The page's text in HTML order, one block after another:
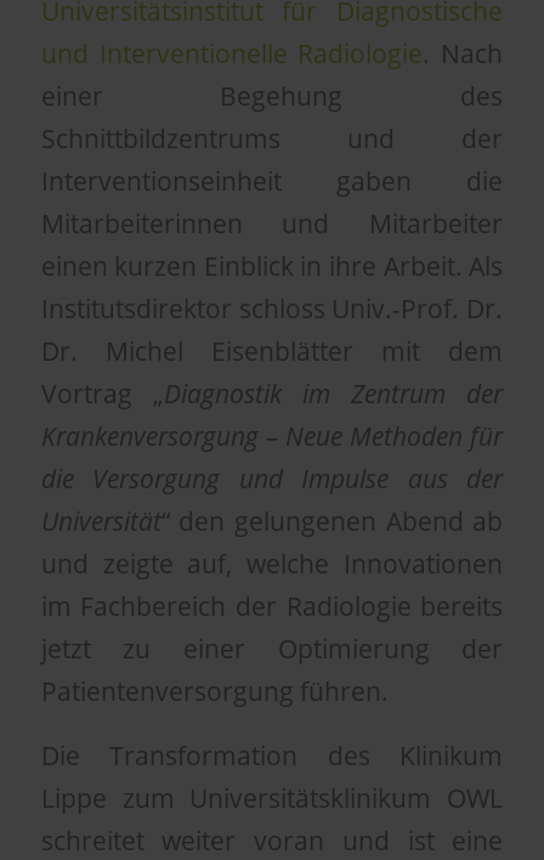
Universitätsinstitut für Diagnostische
und Interventionelle Radiologie. Nach
einer Begehung des
Schnittbildzentrums und der
Interventionseinheit gaben die
Mitarbeiterinnen und Mitarbeiter
einen kurzen Einblick in ihre Arbeit. Als
Institutsdirektor schloss Univ.-Prof. Dr.
Dr. Michel Eisenblätter mit dem
Vortrag „Diagnostik im Zentrum der
Krankenversorgung – Neue Methoden für
die Versorgung und Impulse aus der
Universität“ den gelungenen Abend ab
und zeigte auf, welche Innovationen
im Fachbereich der Radiologie bereits
jetzt zu einer Optimierung der
Patientenversorgung führen.
Die Transformation des Klinikum
Lippe zum Universitätsklinikum OWL
schreitet weiter voran und ist eine